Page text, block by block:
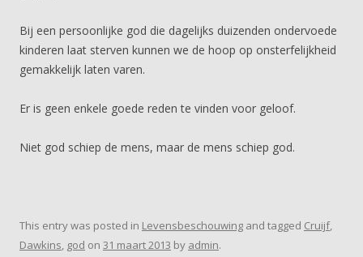
Bij een persoonlijke god die dagelijks duizenden ondervoede
kinderen laat sterven kunnen we de hoop op onsterfelijkheid
gemakkelijk laten varen.
Er is geen enkele goede reden te vinden voor geloof.
Niet god schiep de mens, maar de mens schiep god.
This entry was posted in Levensbeschouwing and tagged Cruijf,
Dawkins, god on 31 maart 2013 by admin.